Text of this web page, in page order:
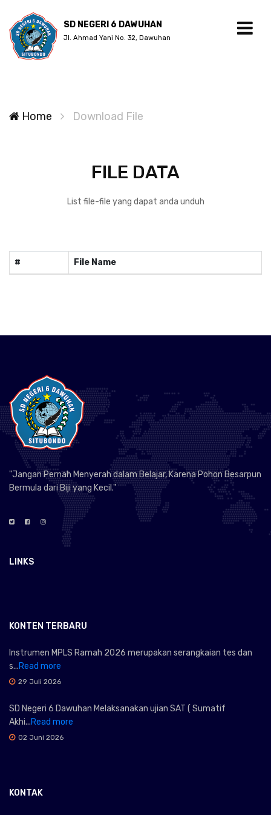
SD NEGERI 6 DAWUHAN
Jl. Ahmad Yani No. 32, Dawuhan
Home Download File
FILE DATA
List file-file yang dapat anda unduh
# File Name
"Jangan Pernah Menyerah dalam Belajar, Karena Pohon Besarpun
Bermula dari Biji yang Kecil."
LINKS
KONTEN TERBARU
Instrumen MPLS Ramah 2026 merupakan serangkaian tes dan
s...Read more
29 Juli 2026
SD Negeri 6 Dawuhan Melaksanakan ujian SAT ( Sumatif
Akhi...Read more
02 Juni 2026
KONTAK